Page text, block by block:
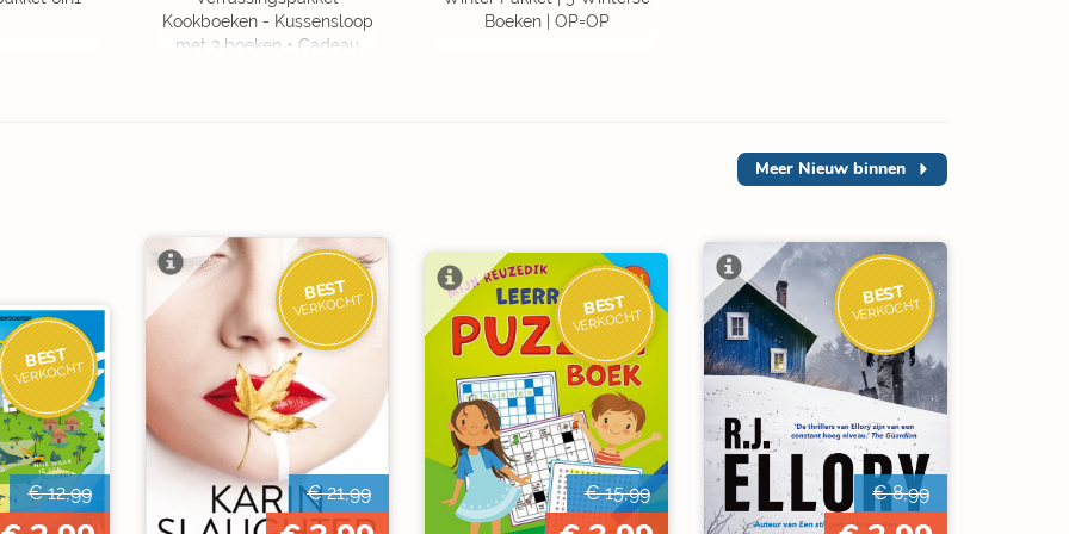
Kookboeken - Kussensloop
met 3 boeken + Cadeau
Boeken | OP=OP
Meer Nieuw binnen
BEST
VERKOCHT
€ 12,99
BEST
VERKOCHT
€ 21,99
BEST
VERKOCHT
€ 15,99
BEST
VERKOCHT
€ 8,99